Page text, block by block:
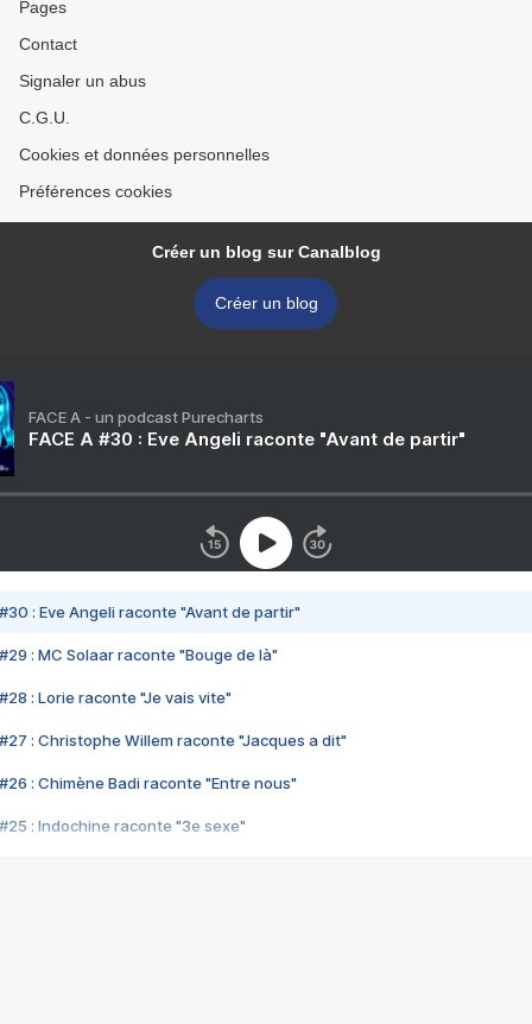
Pages
Contact
Signaler un abus
C.G.U.
Cookies et données personnelles
Préférences cookies
Créer un blog sur Canalblog
Créer un blog
FACE A - un podcast Purecharts
FACE A #30 : Eve Angeli raconte "Avant de partir"
#30 : Eve Angeli raconte "Avant de partir"
#29 : MC Solaar raconte "Bouge de là"
#28 : Lorie raconte "Je vais vite"
#27 : Christophe Willem raconte "Jacques a dit"
#26 : Chimène Badi raconte "Entre nous"
#25 : Indochine raconte "3e sexe"